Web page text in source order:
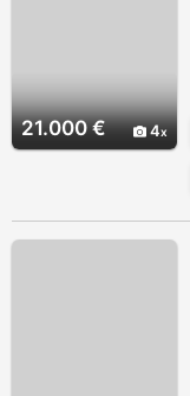
21.000 € 4